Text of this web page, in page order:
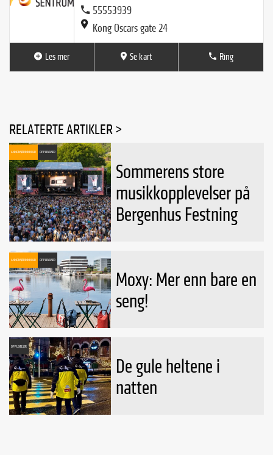
55553939
Kong Oscars gate 24
Les mer Se kart Ring
RELATERTE ARTIKLER >
ANNONSØRINNHOLD OPPLEVELSER
Sommerens store
musikkopplevelser på
Bergenhus Festning
ANNONSØRINNHOLD OPPLEVELSER
Moxy: Mer enn bare en
seng!
OPPLEVELSER
De gule heltene i
natten